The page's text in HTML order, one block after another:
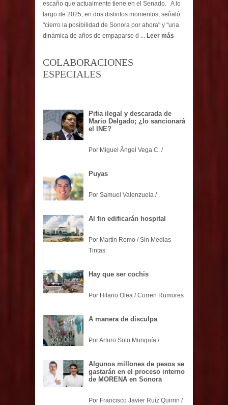
escaño que actualmente tiene en el Senado. A lo
largo de 2025, en dos distintos momentos, señaló:
"cierro la posibilidad de Sonora por ahora" y "una
dinámica de años de empaparse d ... Leer más
COLABORACIONES
ESPECIALES
Pifia ilegal y descarada de
Mario Delgado; ¿lo sancionará
el INE?
Por Miguel Ãngel Vega C. /
Puyas
Por Samuel Valenzuela /
Al fin edificarán hospital
Por Martin Romo / Sin Medias
Tintas
Hay que ser cochis
Por Hilario Olea / Corren Rumores
A manera de disculpa
Por Arturo Soto Munguía /
Algunos millones de pesos se
gastarán en el proceso interno
de MORENA en Sonora
Por Francisco Javier Ruíz Quirrin /